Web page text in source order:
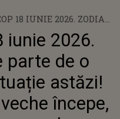
18 IUNIE 2026. ZODIA
PARTE DE O
DE SITUAȚIE
O PROBLEMĂ MAI
ÎN SFÂRȘIT, SĂ SE
iunie 2026.
parte de o
astăzi!
începe,